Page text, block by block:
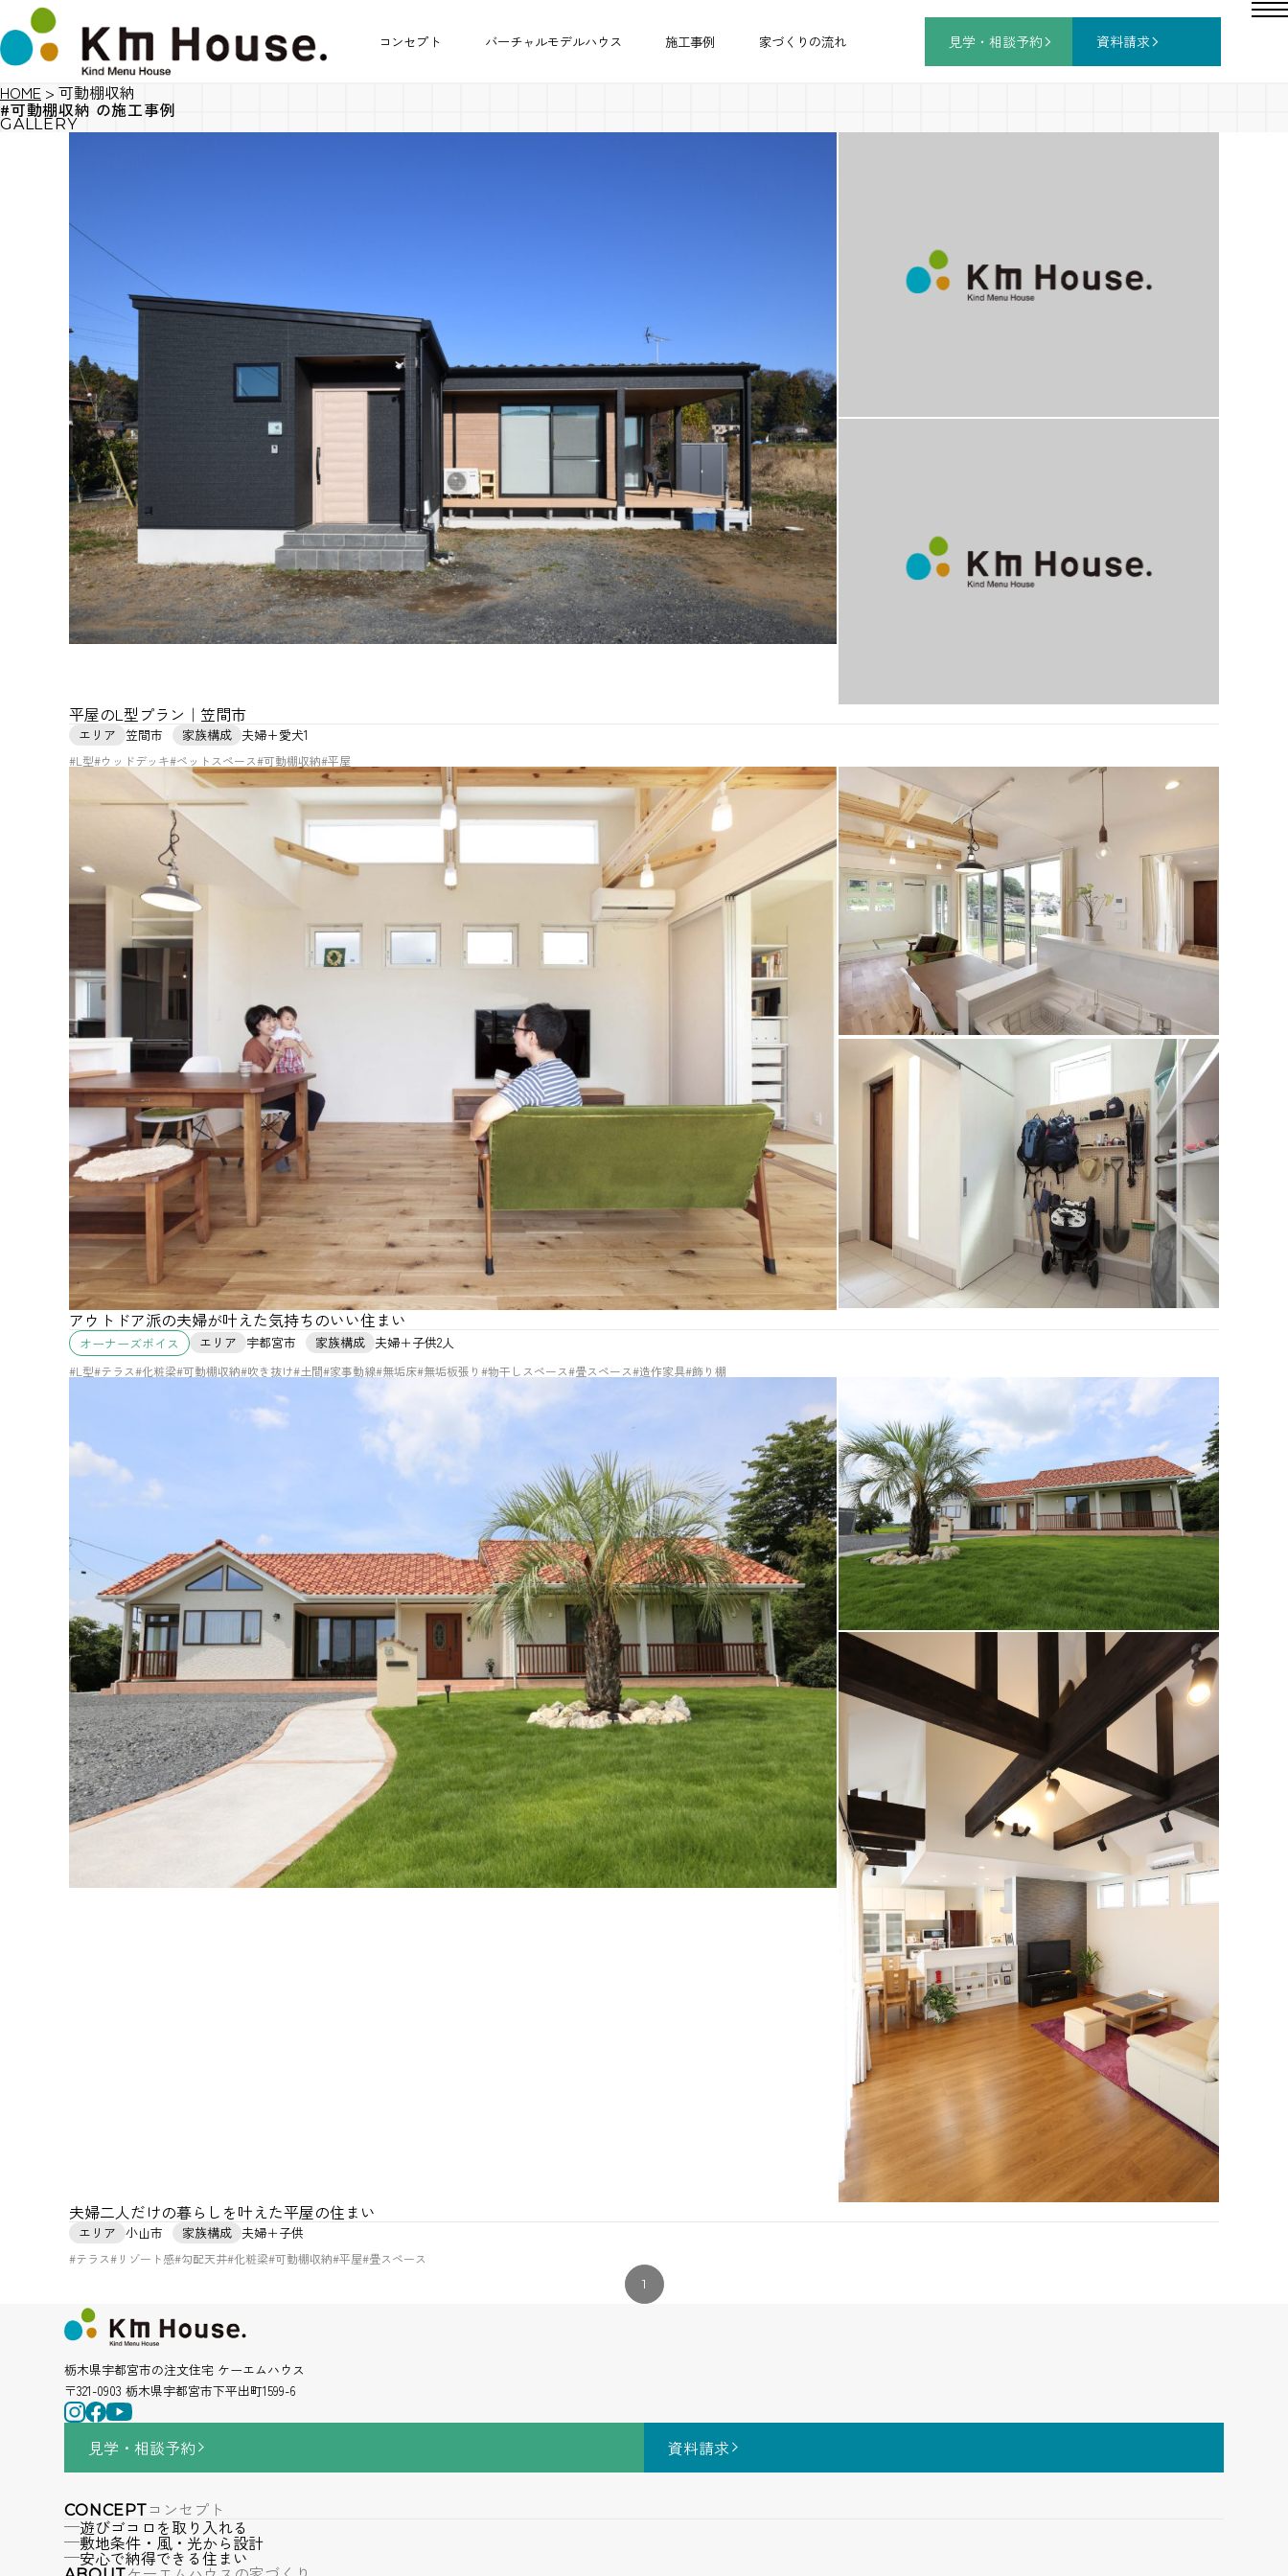
コンセプト バーチャルモデルハウス 施工事例 家づくりの流れ 見学・相談予約 資料請求
HOME > 可動棚収納
#可動棚収納 の施工事例
GALLERY
平屋のL型プラン｜笠間市
エリア 笠間市 家族構成 夫婦+愛犬1
#L型#ウッドデッキ#ペットスペース#可動棚収納#平屋
アウトドア派の夫婦が叶えた気持ちのいい住まい
オーナーズボイス エリア 宇都宮市 家族構成 夫婦＋子供2人
#L型#テラス#化粧梁#可動棚収納#吹き抜け#土間#家事動線#無垢床#無垢板張り #物干しスペース#畳スペース#造作家具#飾り棚
夫婦二人だけの暮らしを叶えた平屋の住まい
エリア 小山市 家族構成 夫婦＋子供
#テラス#リゾート感#勾配天井#化粧梁#可動棚収納#平屋#畳スペース
1
栃木県宇都宮市の注文住宅 ケーエムハウス
〒321-0903 栃木県宇都宮市下平出町1599-6
見学・相談予約 資料請求
CONCEPTコンセプト
遊びゴコロを取り入れる
敷地条件・風・光から設計
安心で納得できる住まい